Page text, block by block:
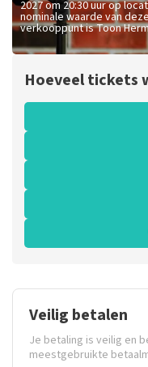
2027 om 20:30 uur op
nominale waarde van
verkooppunt is Toon
Hoeveel tickets
Veilig betalen
Je betaling is veilig en
meestgebruikte